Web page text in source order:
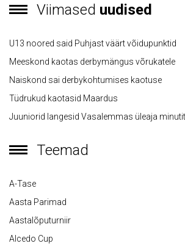
Viimased uudised
U13 noored said Puhjast väärt võidupunktid
Meeskond kaotas derbymängus võrukatele
Naiskond sai derbykohtumises kaotuse
Tüdrukud kaotasid Maardus
Juuniorid langesid Vasalemmas üleaja
Teemad
A-Tase
Aasta Parimad
Aastalõputurniir
Alcedo Cup